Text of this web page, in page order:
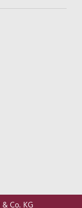
Co. KG